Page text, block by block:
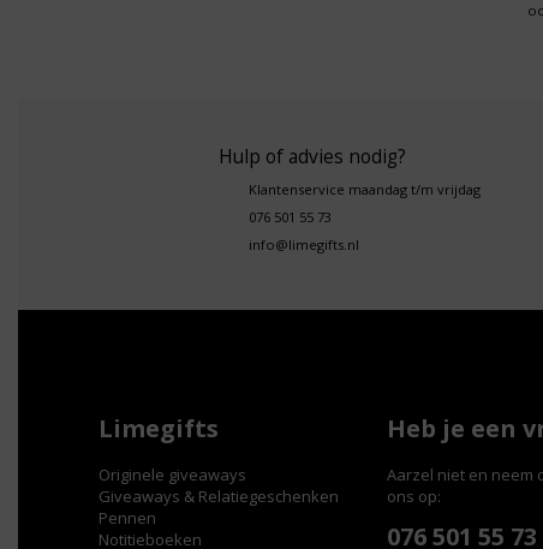
Hulp of advies nodig?
Klantenservice maandag t/m vrijdag
076 501 55 73
info@limegifts.nl
Limegifts
Originele giveaways
Giveaways & Relatiegeschenken
Pennen
Notitieboeken
Heb je een
Aarzel niet en neem
ons op:
076 501 55 73